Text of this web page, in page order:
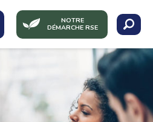
NOTRE
DÉMARCHE RSE